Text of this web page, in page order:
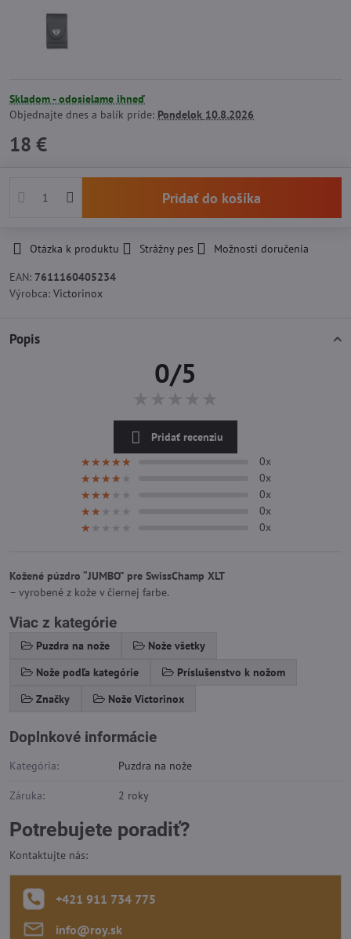
Skladom - odosielame ihneď
Objednajte dnes a balík príde: Pondelok 10.8.2026
18 €
Pridať do košíka
Otázka k produktu Strážny pes
Možnosti doručenia
EAN: 7611160405234
Výrobca: Victorinox
Popis
0/5
Pridať recenziu
★★★★★
★★★★★
★★★★★ 0x
★★★★★
★★★★★
★★★★★ 0x
★★★★★
★★★★★
★★★★★ 0x
★★★★★
★★★★★
★★★★★ 0x
★★★★★
★★★★★
★★★★★ 0x
Kožené púzdro “JUMBO” pre SwissChamp XLT
– vyrobené z kože v čiernej farbe.
Viac z kategórie
Puzdra na nože
Nože všetky
Nože podľa kategórie
Príslušenstvo k nožom
Značky
Nože Victorinox
Doplnkové informácie
Kategória: Puzdra na nože
Záruka: 2 roky
Potrebujete poradiť?
Kontaktujte nás:
+421 911 734 775
info​@roy​.sk